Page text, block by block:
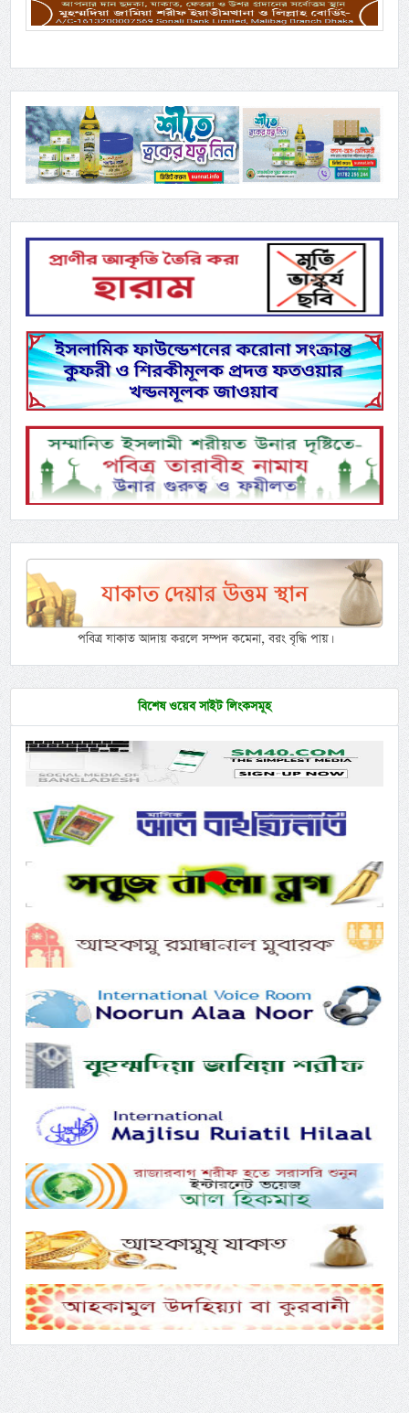
পবিত্র যাকাত আদায় করলে সম্পদ কমেনা, বরং বৃদ্ধি পায়।
বিশেষ ওয়েব সাইট লিংকসমূহ